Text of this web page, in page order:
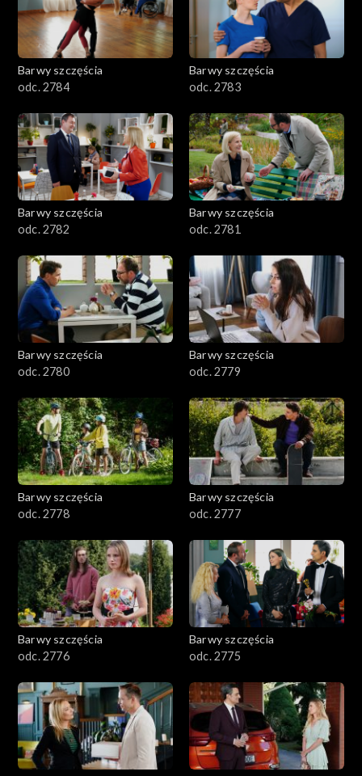
Barwy szczęścia
odc. 2784
Barwy szczęścia
odc. 2783
Barwy szczęścia
odc. 2782
Barwy szczęścia
odc. 2781
Barwy szczęścia
odc. 2780
Barwy szczęścia
odc. 2779
Barwy szczęścia
odc. 2778
Barwy szczęścia
odc. 2777
Barwy szczęścia
odc. 2776
Barwy szczęścia
odc. 2775